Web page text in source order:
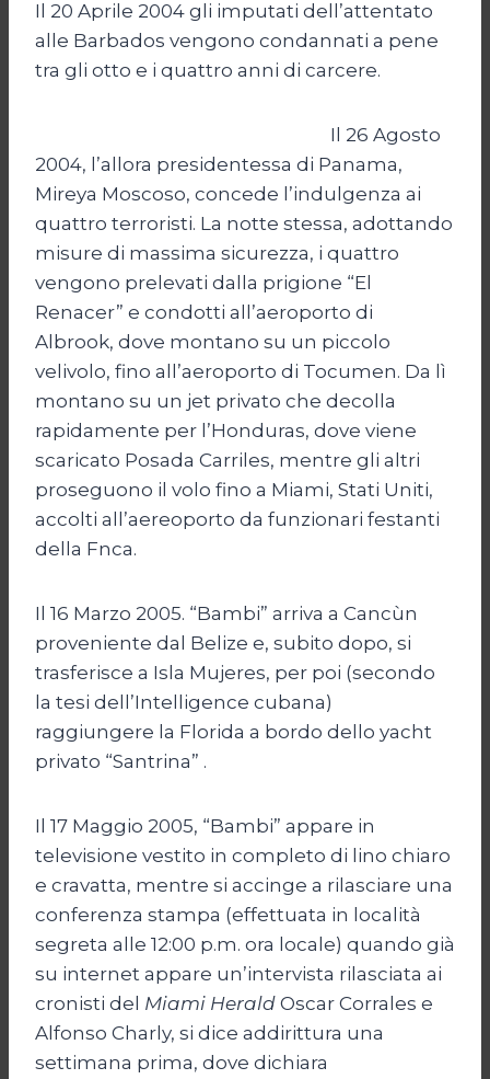
Il 20 Aprile 2004 gli imputati dell’attentato
alle Barbados vengono condannati a pene
tra gli otto e i quattro anni di carcere.
Il 26 Agosto
2004, l’allora presidentessa di Panama,
Mireya Moscoso, concede l’indulgenza ai
quattro terroristi. La notte stessa, adottando
misure di massima sicurezza, i quattro
vengono prelevati dalla prigione “El
Renacer” e condotti all’aeroporto di
Albrook, dove montano su un piccolo
velivolo, fino all’aeroporto di Tocumen. Da lì
montano su un jet privato che decolla
rapidamente per l’Honduras, dove viene
scaricato Posada Carriles, mentre gli altri
proseguono il volo fino a Miami, Stati Uniti,
accolti all’aereoporto da funzionari festanti
della Fnca.
Il 16 Marzo 2005. “Bambi” arriva a Cancùn
proveniente dal Belize e, subito dopo, si
trasferisce a Isla Mujeres, per poi (secondo
la tesi dell’Intelligence cubana)
raggiungere la Florida a bordo dello yacht
privato “Santrina” .
Il 17 Maggio 2005, “Bambi” appare in
televisione vestito in completo di lino chiaro
e cravatta, mentre si accinge a rilasciare una
conferenza stampa (effettuata in località
segreta alle 12:00 p.m. ora locale) quando già
su internet appare un’intervista rilasciata ai
cronisti del Miami Herald Oscar Corrales e
Alfonso Charly, si dice addirittura una
settimana prima, dove dichiara